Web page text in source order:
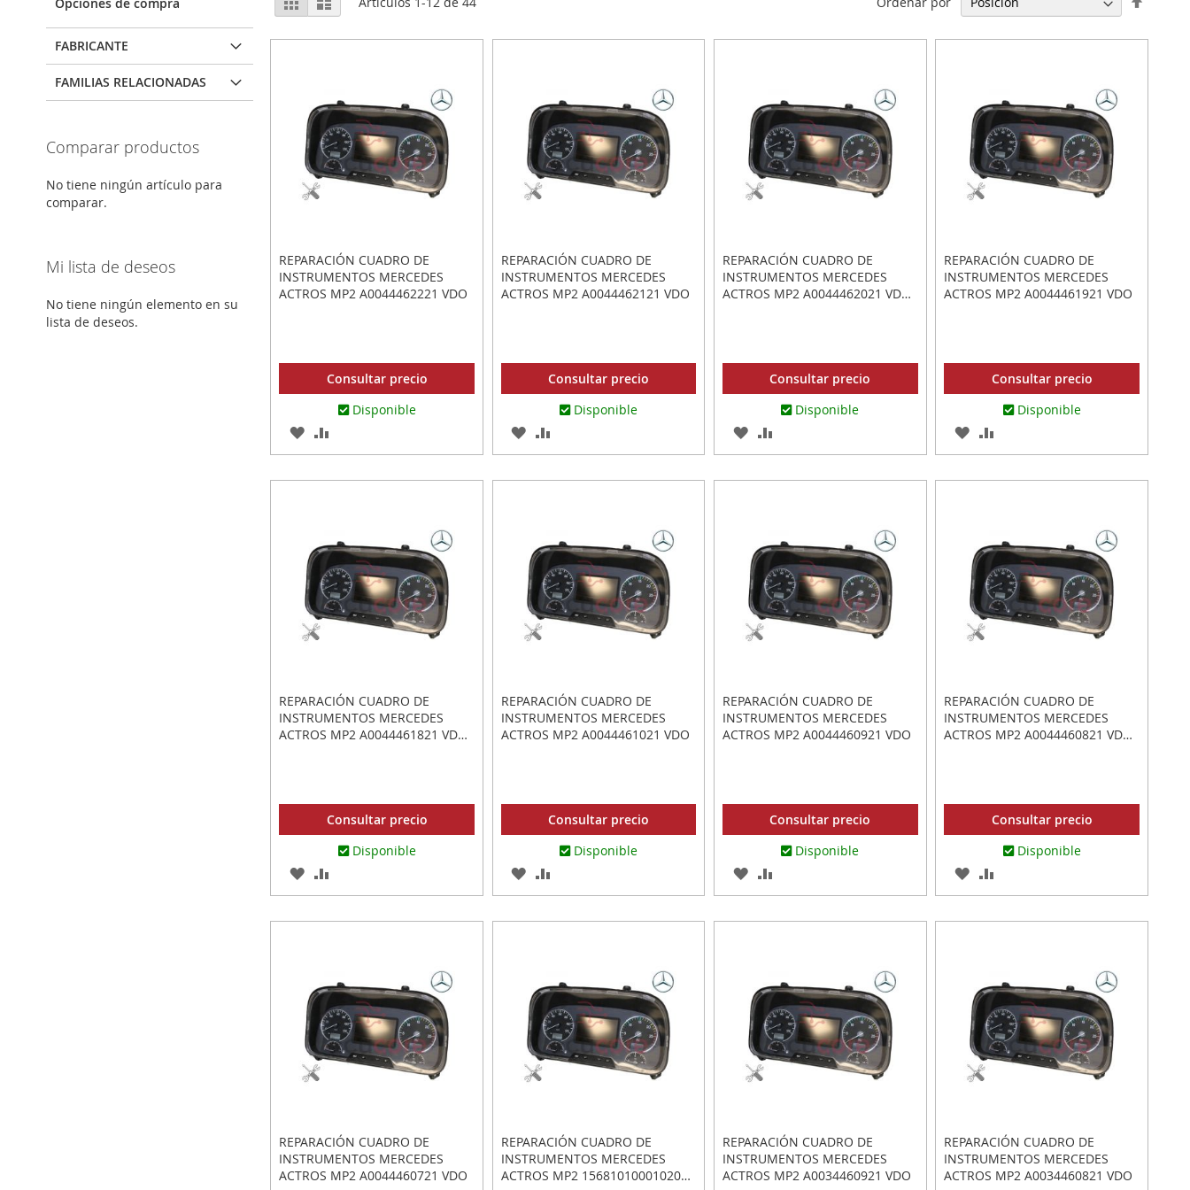
como
REPARACIÓN CUADRO DE
INSTRUMENTOS MERCEDES
ACTROS MP2 A0044462221 VDO
Consultar precio
Disponible
AGREGAR
A
PARA
REPARACIÓN CUADRO DE
INSTRUMENTOS MERCEDES
ACTROS MP2 A0044462121 VDO
Consultar precio
Disponible
AGREGAR
A
PARA
REPARACIÓN CUADRO DE
INSTRUMENTOS MERCEDES
ACTROS MP2 A0044462021 VDO
Consultar precio
Disponible
AGREGAR
A
AÑADIR
PARA
REPARACIÓN CUADRO DE
INSTRUMENTOS MERCEDES
ACTROS MP2 A0044461921 VDO
Consultar precio
Disponible
AGREGAR
A
PARA
REPARACIÓN CUADRO DE
INSTRUMENTOS MERCEDES
ACTROS MP2 A0044461821 VDO
Consultar precio
Disponible
AGREGAR
A
PARA
REPARACIÓN CUADRO DE
INSTRUMENTOS MERCEDES
ACTROS MP2 A0044461021 VDO
Consultar precio
Disponible
AGREGAR
A
PARA
REPARACIÓN CUADRO DE
INSTRUMENTOS MERCEDES
ACTROS MP2 A0044460921 VDO
Consultar precio
Disponible
AGREGAR
A
AÑADIR
PARA
REPARACIÓN CUADRO DE
INSTRUMENTOS MERCEDES
ACTROS MP2 A0044460821 VDO
Consultar precio
Disponible
AGREGAR
A
PARA
REPARACIÓN CUADRO DE
INSTRUMENTOS MERCEDES
ACTROS MP2 A0044460721 VDO
REPARACIÓN CUADRO DE
INSTRUMENTOS MERCEDES
ACTROS MP2 1568101000102001
REPARACIÓN CUADRO DE
INSTRUMENTOS MERCEDES
ACTROS MP2 A0034460921 VDO
REPARACIÓN CUADRO DE
INSTRUMENTOS MERCEDES
ACTROS MP2 A0034460821 VDO
FABRICANTE
FAMILIAS RELACIONADAS
Comparar productos
No tiene ningún artículo para
comparar.
Mi lista de deseos
No tiene ningún elemento en su
lista de deseos.